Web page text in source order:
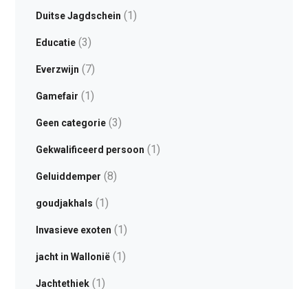
Duitse Jagdschein (1)
Educatie(3)
Everzwijn (7)
Gamefair (1)
Geen categorie(3)
Gekwalificeerd persoon (1)
Geluiddemper (8)
goudjakhals (1)
Invasieve exoten (1)
jacht in Wallonië(1)
Jachtethiek(1)